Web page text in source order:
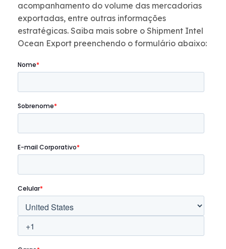
acompanhamento do volume das mercadorias
exportadas, entre outras informações
estratégicas. Saiba mais sobre o Shipment Intel
Ocean Export preenchendo o formulário abaixo: